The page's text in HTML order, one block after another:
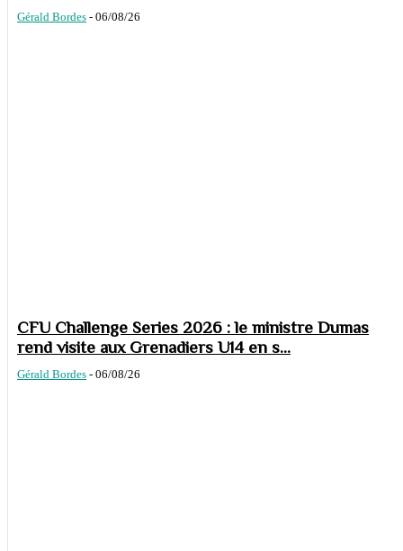
Gérald Bordes - 06/08/26
CFU Challenge Series 2026 : le ministre Dumas
rend visite aux Grenadiers U14 en s...
Gérald Bordes - 06/08/26